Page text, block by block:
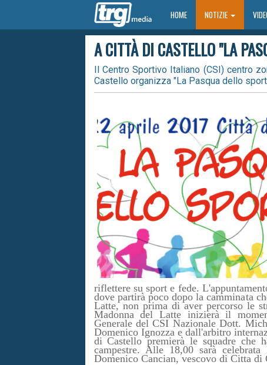
HOMEHOME NOTIZIE
A CITTÀ DI CASTELLO "LA
Il Centro Sportivo Italiano (CSI) centro
Castello organizza "La Pasqua dello
riflettere su sport e fede.
dove partirà poco dopo la camminata
Latte, non prima di aver percorso le
Madonna del Latte inizierà il
Generale del CSI Nazionale Dott.
Domenico Ignozza e dall'arbitro
di Castello premierà le squadre che
campestre. Alle 18,00 sarà
Domenico Cancian, vescovo di Citta di